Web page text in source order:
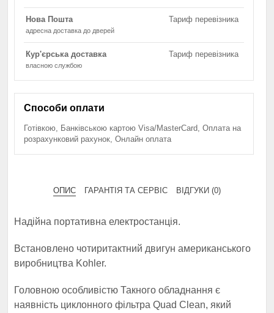
Нова Пошта
адресна доставка до дверей
Тариф перевізника
Кур'єрська доставка
власною службою
Тариф перевізника
Способи оплати
Готівкою, Банківською картою Visa/MasterCard, Оплата на
розрахунковий рахунок, Онлайн оплата
ОПИС ГАРАНТІЯ ТА СЕРВІС ВІДГУКИ (0)
Надійна портативна електростанція.
Встановлено чотиритактний двигун американського
виробництва Kohler.
Головною особливістю Такного обладнання є
наявність циклонного фільтра Quad Clean, який